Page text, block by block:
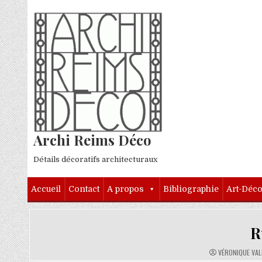
Skip to content
Archi Reims Déco
Détails décoratifs architecturaux
Accueil Contact A propos Bibliographie Art-Déco
AUTHOR:
VÉRONIQUE